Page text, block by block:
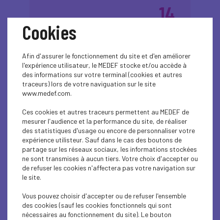
14
Inspirons les filles
transformer les
métiers demain !
13
avr.
2026
Lundi de la
Cookies
Afin d'assurer le fonctionnement du site et d'en améliorer
l'expérience utilisateur, le MEDEF stocke et/ou accède à
des informations sur votre terminal (cookies et autres
traceurs) lors de votre naviguation sur le site
www.medef.com.
Ces cookies et autres traceurs permettent au MEDEF de
mesurer l'audience et la performance du site, de réaliser
des statistiques d'usage ou encore de personnaliser votre
expérience utilisteur. Sauf dans le cas des boutons de
partage sur les réseaux sociaux, les informations stockées
ne sont transmises à aucun tiers. Votre choix d'accepter ou
de refuser les cookies n'affectera pas votre navigation sur
le site.
Vous pouvez choisir d'accepter ou de refuser l'ensemble
des cookies (sauf les cookies fonctionnels qui sont
nécessaires au fonctionnement du site). Le bouton